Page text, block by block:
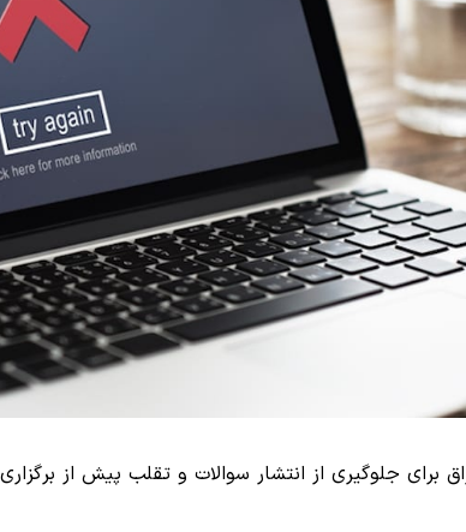
برای جلوگیری از انتشار سوالات و تقلب پیش از